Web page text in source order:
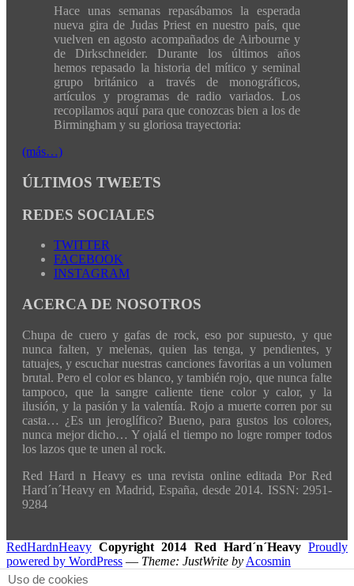
Hace unas semanas repasábamos la esperada
nueva gira de Judas Priest en nuestro país, que
vuelven en agosto acompañados de Airbourne y
de Dirkschneider. Durante los últimos años
hemos repasado la historia del mítico y seminal
grupo británico a través de monográficos,
artículos y programas de radio variados. Los
recopilamos aquí para que conozcas bien a los de
Birmingham y su gloriosa trayectoria:
(más…)
ÚLTIMOS TWEETS
REDES SOCIALES
TWITTER
FACEBOOK
INSTAGRAM
ACERCA DE NOSOTROS
Chupa de cuero y gafas de rock, eso por supuesto, y que
nunca falten, y melenas, quien las tenga, y pendientes, y
tatuajes, y escuchar nuestras canciones favoritas a un volumen
brutal. Pero el color es blanco, y también rojo, que nunca falte
tampoco, que la sangre caliente tiene color y calor, y la
ilusión, y la pasión y la valentía. Rojo a muerte corren por su
casta… ¿Es un jeroglífico? Bueno, para gustos los colores,
nunca mejor dicho… Y ojalá el tiempo no logre romper todos
los lazos que te unen al rock.
Red Hard n Heavy es una revista online editada Por Red
Hard´n´Heavy en Madrid, España, desde 2014. ISSN: 2951-
9284
RedHardnHeavy Copyright 2014 Red Hard´n´Heavy Proudly
powered by WordPress — Theme: JustWrite by Acosmin
Uso de cookies